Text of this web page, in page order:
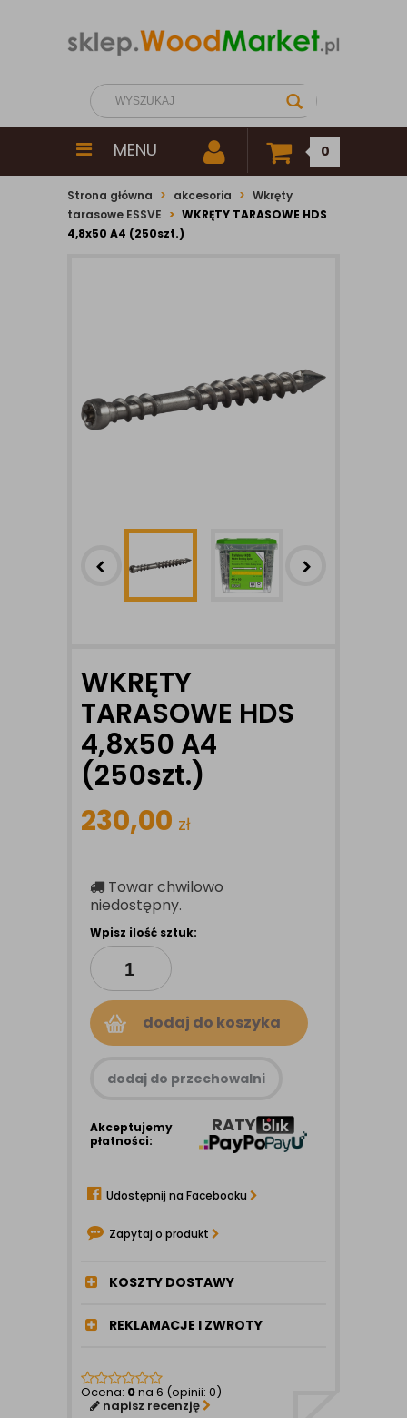
MENU 0
Strona główna akcesoria
Wkręty
tarasowe ESSVE
WKRĘTY TARASOWE HDS
4,8x50 A4 (250szt.)
WKRĘTY
TARASOWE HDS
4,8x50 A4
(250szt.)
230,00 zł
Towar chwilowo
niedostępny.
Wpisz ilość sztuk:
dodaj do koszyka
dodaj do przechowalni
Akceptujemy
płatności:
RATY
Udostępnij na Facebooku
Zapytaj o produkt
KOSZTY DOSTAWY
REKLAMACJE I ZWROTY
Ocena: 0na 6 (opinii: 0)
napisz recenzję